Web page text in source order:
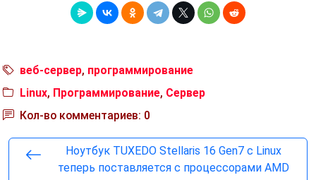
веб-сервер, программирование
Linux, Программирование, Сервер
Кол-во комментариев: 0
Ноутбук TUXEDO Stellaris 16 Gen7 с Linux
теперь поставляется с процессорами AMD